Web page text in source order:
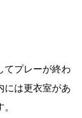
てプレーが終わ
には更衣室があ